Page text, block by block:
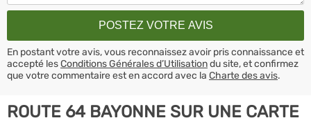
En postant votre avis, vous reconnaissez avoir pris connaissance et
accepté lesConditions Générales d’Utilisationdu site, et confirmez
que votre commentaire est en accord avec la Charte des avis.
ROUTE 64 BAYONNE SUR UNE CARTE